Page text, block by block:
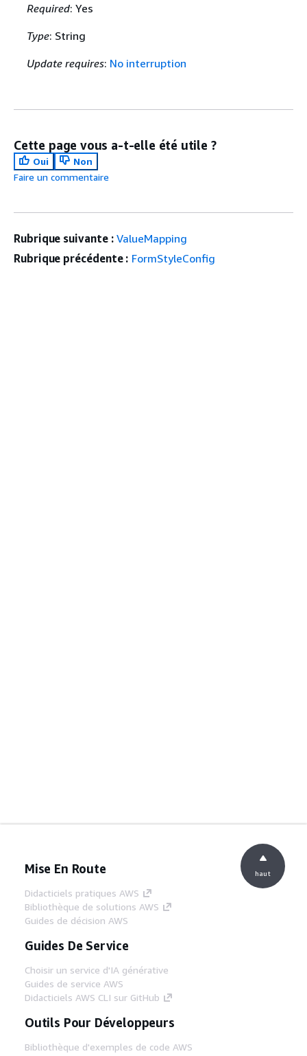
Required: Yes
Type: String
Update requires: No interruption
Cette page vous a-t-elle été utile ?
Oui
Non
Faire un commentaire
Rubrique suivante : ValueMapping
Rubrique précédente : FormStyleConfig
Mise En Route
Didacticiels pratiques AWS
Bibliothèque de solutions AWS
Guides de décision AWS
Guides De Service
Choisir un service d'IA générative
Guides de service AWS
Didacticiels AWS CLI sur GitHub
Outils Pour Développeurs
Bibliothèque d'exemples de code AWS
haut